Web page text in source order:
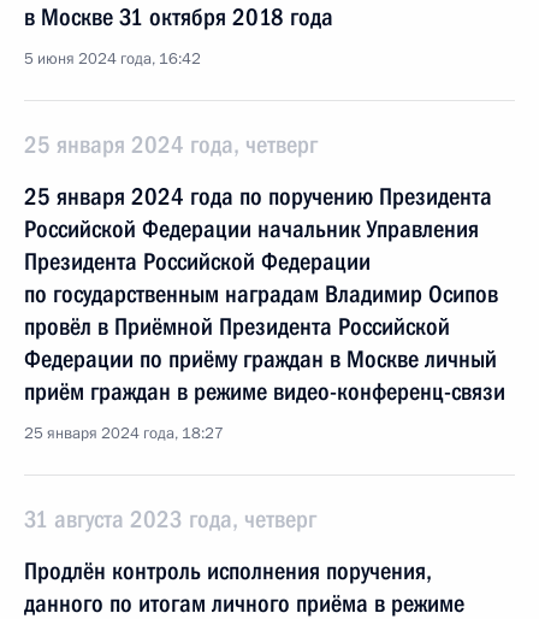
в Москве 31 октября 2018 года
5 июня 2024 года, 16:42
25 января 2024 года, четверг
25 января 2024 года по поручению Президента
Российской Федерации начальник Управления
Президента Российской Федерации
по государственным наградам Владимир Осипов
провёл в Приёмной Президента Российской
Федерации по приёму граждан в Москве личный
приём граждан в режиме видео-конференц-связи
25 января 2024 года, 18:27
31 августа 2023 года, четверг
Продлён контроль исполнения поручения,
данного по итогам личного приёма в режиме